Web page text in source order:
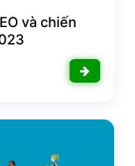
và chiến